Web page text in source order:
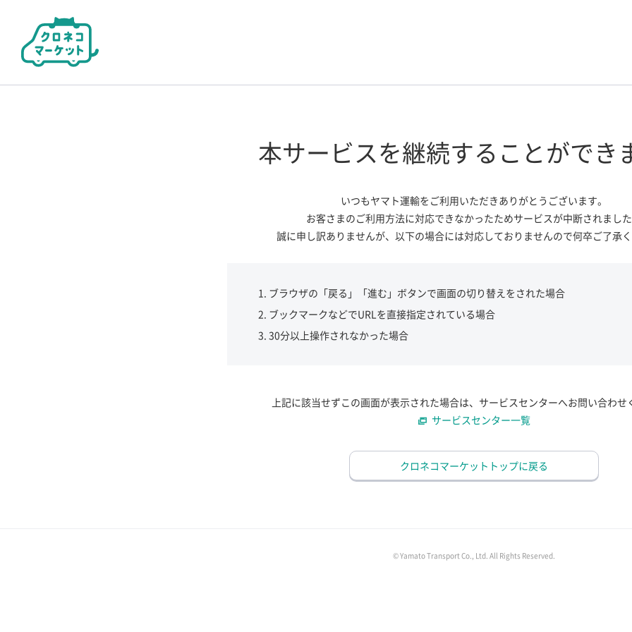
本サービスを継続する ことができ
いつもヤマト運輸をご利用いただきありがとうございます。
お客さまのご利用方法に対応できなかったためサービスが中断されました
誠に申し訳ありませんが、 以下の場合には対応しておりませんので何卒ご了承く
ブラウザの「戻る」「進む」ボタンで画面の切り替えをされた場合
ブックマークなどでURLを直接指定されている場合
30分以上操作されなかった場合
上記に該当せずこの画面が表示された場合は、サービスセンターへお問い合わせ
サービスセンター一覧
クロネコマーケットトップに戻る
© Yamato Transport Co., Ltd. All Rights Reserved.